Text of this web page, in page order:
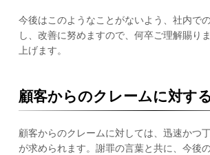
今後はこのようなことがないよう、社内で
し、改善に努めますので、何卒ご理解賜り
上げます。
顧客からのクレームに対す
顧客からのクレームに対しては、迅速かつ
が求められます。謝罪の言葉と共に、今後